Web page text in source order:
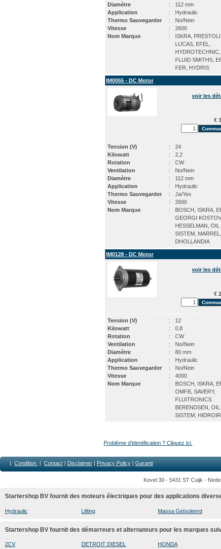
Diamètre
:
112 mm
Application
:
Hydraulic
Thermo Sauvegarder
:
No/Nein
Vitesse
:
2600
Nom Marque
:
ISKRA,
LUCAS, EFEL,
FLUID SMITHS,
FER, HYDRIS
IM0055 - DC Motor
voir les
€
Tension (V) :
24
Kilowatt
:
2,2
Rotation
:
CW
Ventilation
:
No/Nein
Diamètre
:
112 mm
Application
:
Hydraulic
Thermo Sauvegarder
:
Ja/Yes
Vitesse
:
2600
Nom Marque
:
BOSCH, ISKRA,
GEORGI
HESSELMAN, OIL
SISTEM, MARREL,
DHOLLANDIA
IM0128 - DC Motor
voir les
€
Tension (V) :
12
Kilowatt
:
0,8
Rotation
:
CW
Ventilation
:
No/Nein
Diamètre
:
80 mm
Application
:
Hydraulic
Thermo Sauvegarder
:
No/Nein
Vitesse
:
4000
Nom Marque
:
BOSCH, ISKRA,
OMFB, SAVERY,
FLUITRONICS
BERENDSEN, OIL
SISTEM,
Problème d’identification ? Cliquez ici.
| Condition | Contact | Disclaimer | Privacy Policy | Garanti
Kovel 30 - 5431 ST Cuijk -
Startershop BV fournit des moteurs électriques pour des applications
Hydraulic Lifting Massa Geïsoleerd
Startershop BV fournit des démarreurs et alternateurs pour les marques
2CV DETROIT DIESEL HONDA